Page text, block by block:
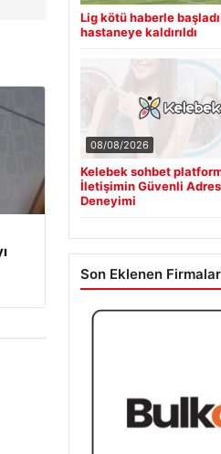
Lig kötü haberle
hastaneye kaldırıldı
08/08/2026
Kelebek sohbet
İletişimin Güvenli
Deneyimi
Son Eklenen Firmalar